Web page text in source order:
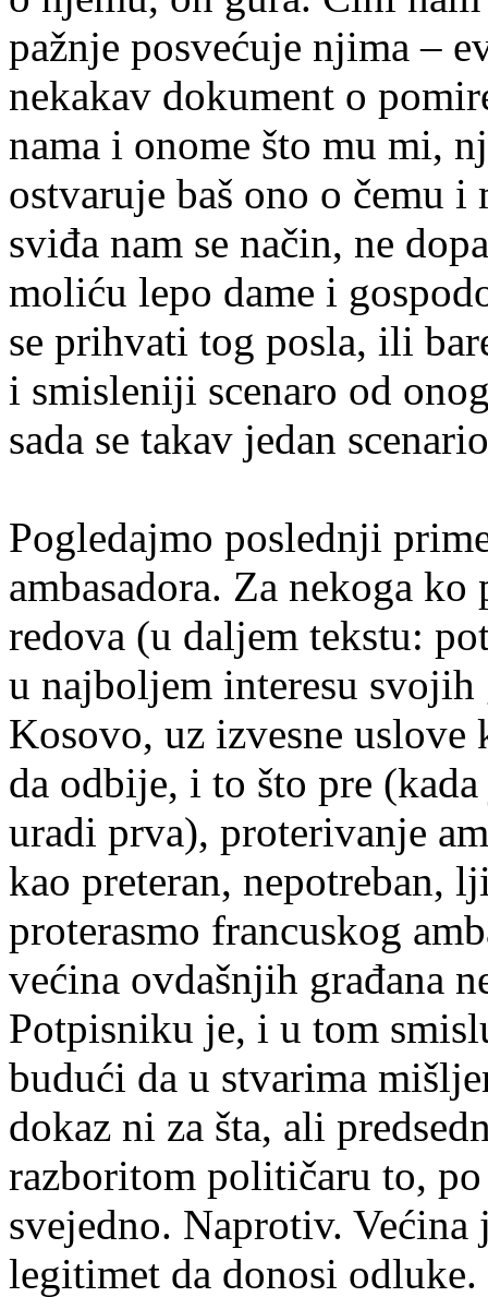
pažnje posvećuje njima –
nekakav dokument o
nama i onome što mu mi,
ostvaruje baš ono o čemu i
sviđa nam se način, ne
moliću lepo dame i
se prihvati tog posla, ili
i smisleniji scenaro od
sada se takav jedan
Pogledajmo poslednji
ambasadora. Za nekoga
redova (u daljem tekstu:
u najboljem interesu svojih
Kosovo, uz izvesne
da odbije, i to što pre
uradi prva), proterivanje
kao preteran, nepotreban,
proterasmo francuskog
većina ovdašnjih građana
Potpisniku je, i u tom
budući da u stvarima
dokaz ni za šta, ali
razboritom političaru to,
svejedno. Naprotiv. Većina
legitimet da donosi